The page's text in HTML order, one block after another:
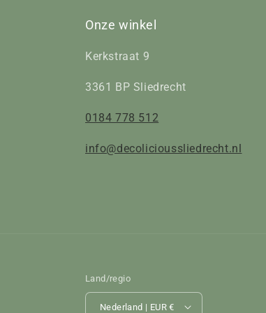
Onze winkel
Kerkstraat 9
3361 BP Sliedrecht
0184 778 512
info@decolicioussliedrecht.nl
Land/regio
Nederland | EUR €